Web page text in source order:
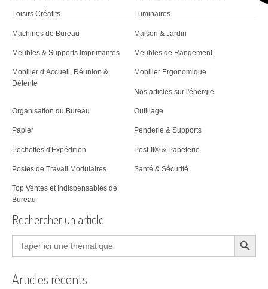
Loisirs Créatifs Luminaires
Machines de Bureau Maison & Jardin
Meubles & Supports Imprimantes Meubles de Rangement
Mobilier d‘Accueil, Réunion &
Détente
Mobilier Ergonomique
Nos articles sur l'énergie
Organisation du Bureau Outillage
Papier Penderie & Supports
Pochettes d'Expédition Post-It® & Papeterie
Postes de Travail Modulaires Santé & Sécurité
Top Ventes et Indispensables de
Bureau
Rechercher un article
Search
for:
Search Button
Articles récents